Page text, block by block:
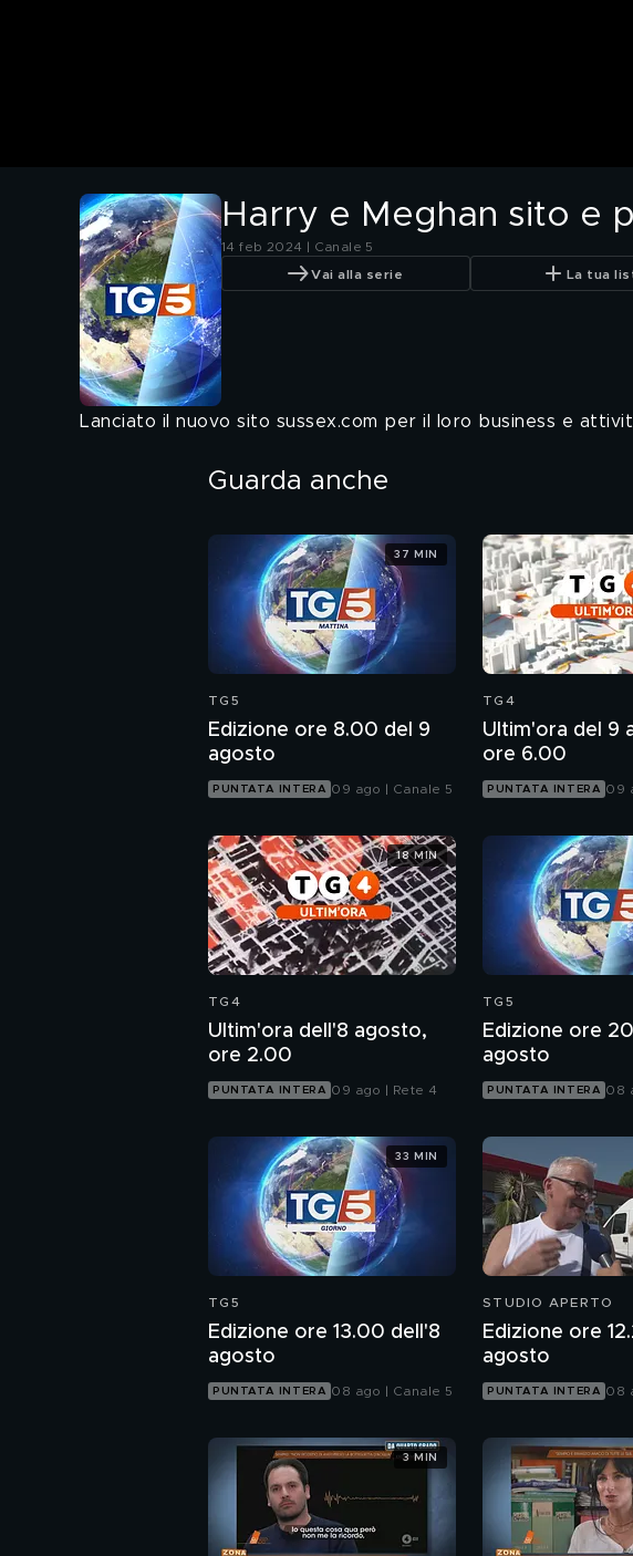
Harry e Meghan sito e
14 feb 2024 | Canale 5
Vai alla serie La tua
Lanciato il nuovo sito sussex.com per il loro business e
Guarda anche
TG5
Edizione ore 8.00 del 9
agosto
PUNTATA INTERA 09 ago | Canale 5
37 MIN
TG4
Ultim'ora del 9
ore 6.00
PUNTATA INTERA 09
TG4
Ultim'ora dell'8 agosto,
ore 2.00
PUNTATA INTERA 09 ago | Rete 4
18 MIN
TG5
Edizione ore
agosto
PUNTATA INTERA 08
TG5
Edizione ore 13.00 dell'8
agosto
PUNTATA INTERA 08 ago | Canale 5
33 MIN
STUDIO APERTO
Edizione ore
agosto
PUNTATA INTERA 08
3 MIN